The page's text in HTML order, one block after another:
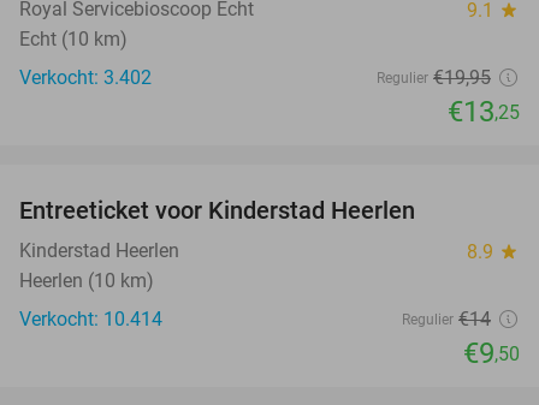
Royal Servicebioscoop Echt 9.1 star
Echt (10 km)
Verkocht: 3.402
Regulier €19,95
€13,25
Entreeticket voor Kinderstad Heerlen
Kinderstad Heerlen 8.9 star
Heerlen (10 km)
Verkocht: 10.414
Regulier €14
€9,50